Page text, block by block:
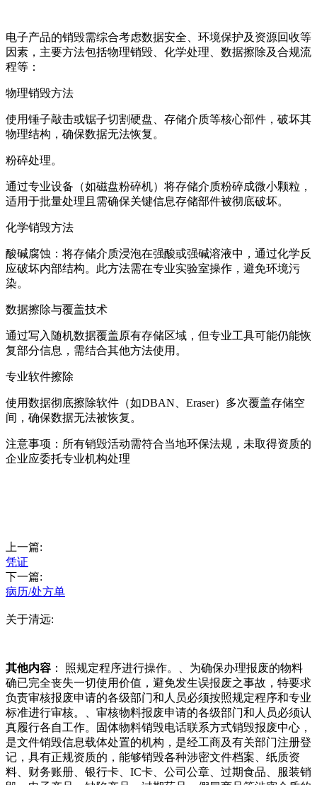
电子产品的销毁需综合考虑数据安全、环境保护及资源回收等
因素，主要方法包括物理销毁、化学处理、数据擦除及合规流
程等：
‌物理销毁方法‌
使用锤子敲击或锯子切割硬盘、存储介质等核心部件，破坏其
物理结构，确保数据无法恢复。‌‌
‌粉碎处理‌。
通过专业设备（如磁盘粉碎机）将存储介质粉碎成微小颗粒，
适用于批量处理且需确保关键信息存储部件被彻底破坏。‌‌
‌化学销毁方法‌
‌酸碱腐蚀‌：将存储介质浸泡在强酸或强碱溶液中，通过化学反
应破坏内部结构。此方法需在专业实验室操作，避免环境污
染。‌‌
‌数据擦除与覆盖技术‌
通过写入随机数据覆盖原有存储区域，但专业工具可能仍能恢
复部分信息，需结合其他方法使用。‌‌
‌专业软件擦除‌
使用数据彻底擦除软件（如DBAN、Eraser）多次覆盖存储空
间，确保数据无法被恢复。‌‌
‌注意事项‌：所有销毁活动需符合当地环保法规，未取得资质的
企业应委托专业机构处理
上一篇:
凭证
下一篇:
病历/处方单
关于清远:
其他内容 ： 照规定程序进行操作。、为确保办理报废的物料
确已完全丧失一切使用价值，避免发生误报废之事故，特要求
负责审核报废申请的各级部门和人员必须按照规定程序和专业
标准进行审核。、审核物料报废申请的各级部门和人员必须认
真履行各自工作。固体物料销毁电话联系方式销毁报废中心，
是文件销毁信息载体处置的机构，是经工商及有关部门注册登
记，具有正规资质的，能够销毁各种涉密文件档案、纸质资
料、财务账册、银行卡、IC卡、公司公章、过期食品、服装销